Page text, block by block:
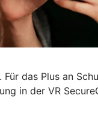
das Plus an
in der VR